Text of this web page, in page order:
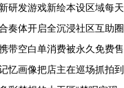
研发游戏新绘本设区域每天
奏体开启全沉浸社区互助圈
带空白单消费被永久免费售
忆画像把店主在巡场抓拍到